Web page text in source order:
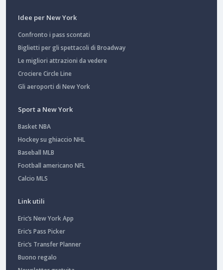
Idee per New York
Confronto i pass scontati
Biglietti per gli spettacoli di Broadway
Le migliori attrazioni da vedere
Crociere Circle Line
Gli aeroporti di New York
Sport a New York
Basket NBA
Hockey su ghiaccio NHL
Baseball MLB
Football americano NFL
Calcio MLS
Link utili
Eric’s New York App
Eric’s Pass Picker
Eric’s Transfer Planner
Buono regalo